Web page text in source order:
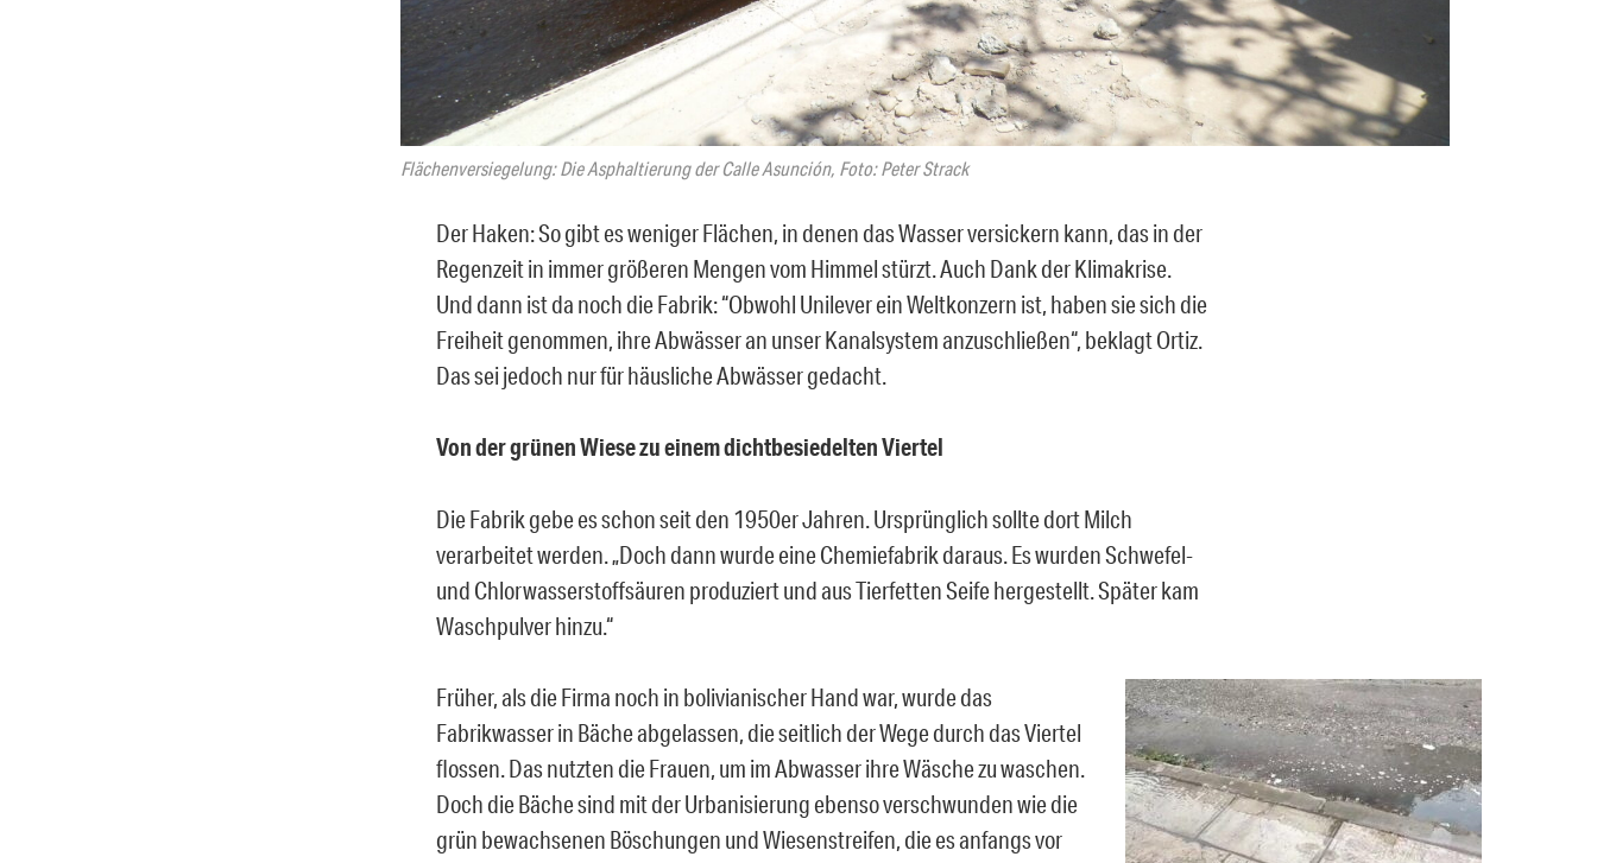
Flächenversiegelung: Die Asphaltierung der Calle Asunción, Foto: Peter Strack
Der Haken: So gibt es weniger Flächen, in denen das Wasser versickern kann, das in der
Regenzeit in immer größeren Mengen vom Himmel stürzt. Auch Dank der Klimakrise.
Und dann ist da noch die Fabrik: “Obwohl Unilever ein Weltkonzern ist, haben sie sich die
Freiheit genommen, ihre Abwässer an unser Kanalsystem anzuschließen“, beklagt Ortiz.
Das sei jedoch nur für häusliche Abwässer gedacht.
Von der grünen Wiese zu einem dichtbesiedelten Viertel
Die Fabrik gebe es schon seit den 1950er Jahren. Ursprünglich sollte dort Milch
verarbeitet werden. „Doch dann wurde eine Chemiefabrik daraus. Es wurden Schwefel-
und Chlorwasserstoffsäuren produziert und aus Tierfetten Seife hergestellt. Später kam
Waschpulver hinzu.“
Früher, als die Firma noch in bolivianischer Hand war, wurde das
Fabrikwasser in Bäche abgelassen, die seitlich der Wege durch das Viertel
flossen. Das nutzten die Frauen, um im Abwasser ihre Wäsche zu waschen.
Doch die Bäche sind mit der Urbanisierung ebenso verschwunden wie die
grün bewachsenen Böschungen und Wiesenstreifen, die es anfangs vor